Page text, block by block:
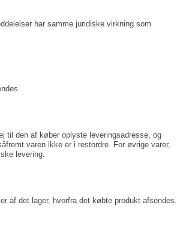
har samme juridiske virkning som
til den af køber oplyste leveringsadresse, og
varen ikke er i restordre. For øvrige varer,
levering.
af det lager, hvorfra det købte produkt afsendes.